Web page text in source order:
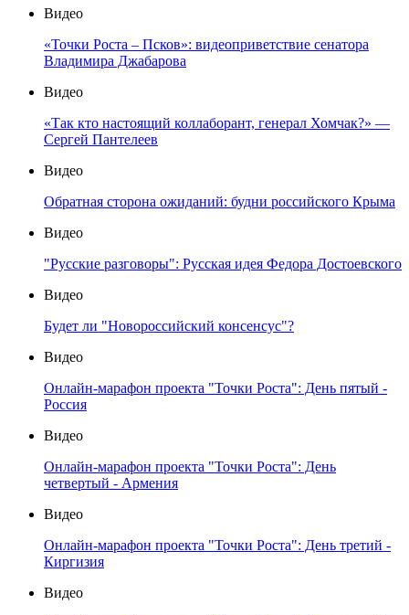
Видео
«Точки Роста – Псков»: видеоприветствие сенатора
Владимира Джабарова
Видео
«Так кто настоящий коллаборант, генерал Хомчак?» —
Сергей Пантелеев
Видео
Обратная сторона ожиданий: будни российского Крыма
Видео
"Русские разговоры": Русская идея Федора Достоевского
Видео
Будет ли "Новороссийский консенсус"?
Видео
Онлайн-марафон проекта "Точки Роста": День пятый -
Россия
Видео
Онлайн-марафон проекта "Точки Роста": День
четвертый - Армения
Видео
Онлайн-марафон проекта "Точки Роста": День третий -
Киргизия
Видео